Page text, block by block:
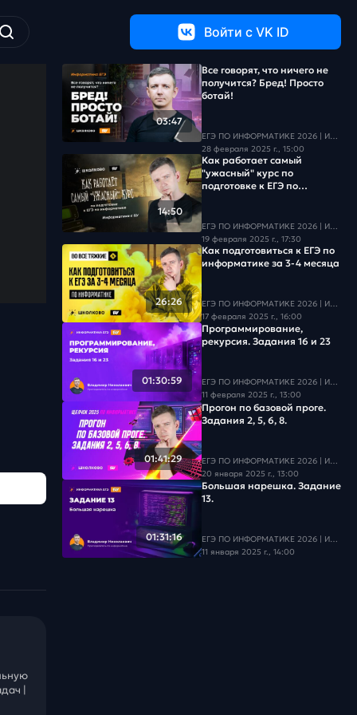
Войти c VK ID
|
03:47
Все говорят, что ничего не
получится? Бред! Просто
ботай!
ЕГЭ ПО ИНФОРМАТИКЕ 2026 | Информатика с БУ
28 февраля 2025 г., 15:00
14:50
Как работает самый
"ужасный" курс по
подготовке к ЕГЭ по
ЕГЭ ПО ИНФОРМАТИКЕ 2026 | Информатика с БУ
19 февраля 2025 г., 17:30
26:26
Как подготовиться к ЕГЭ по
информатике за 3-4 месяца
ЕГЭ ПО ИНФОРМАТИКЕ 2026 | Информатика с БУ
17 февраля 2025 г., 16:00
01:30:59
Программирование,
рекурсия. Задания 16 и 23
ЕГЭ ПО ИНФОРМАТИКЕ 2026 | Информатика с БУ
11 февраля 2025 г., 13:00
01:41:29
Прогон по базовой проге.
Задания 2, 5, 6, 8.
ЕГЭ ПО ИНФОРМАТИКЕ 2026 | Информатика с БУ
20 января 2025 г., 13:00
01:31:16
Большая нарешка. Задание
13.
ЕГЭ ПО ИНФОРМАТИКЕ 2026 | Информатика с БУ
11 января 2025 г., 14:00